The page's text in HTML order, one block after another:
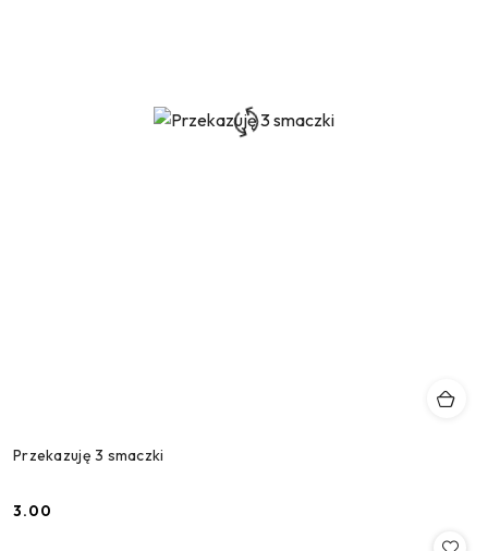
Przekazuję 3 smaczki
Cena:
3.00